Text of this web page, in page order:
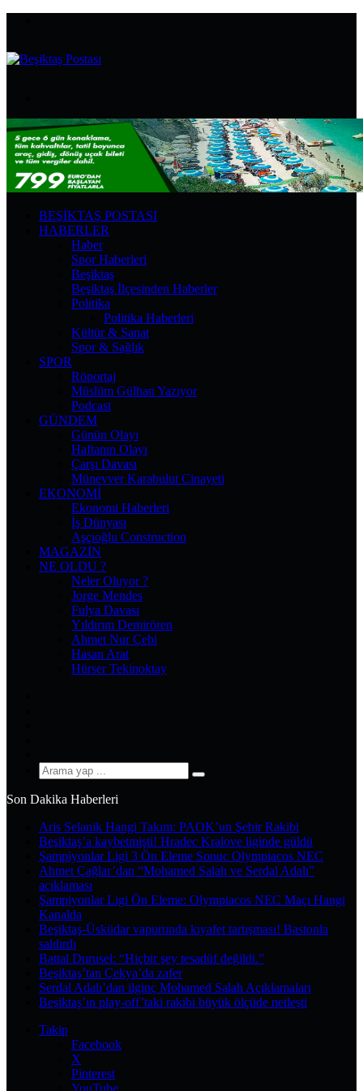
...
BEŞIKTAŞ POSTASI
HABERLER
Haber
Spor Haberleri
Beşiktaş
Beşiktaş İlçesinden Haberler
Politika
Politika Haberleri
Kültür & Sanat
Spor & Sağlık
SPOR
Röportaj
Müslüm Gülhan Yazıyor
Podcast
GÜNDEM
Günün Olayı
Haftanın Olayı
Çarşı Davası
Münevver Karabulut Cinayeti
EKONOMI
Ekonomi Haberleri
İş Dünyası
Aşçıoğlu Construction
MAGAZIN
NE OLDU ?
Neler Oluyor ?
Jorge Mendes
Fulya Davası
Yıldırım Demirören
Ahmet Nur Çebi
Hasan Arat
Hürser Tekinoktay
Arama
Son Dakika Haberleri
Aris Selanik Hangi Takım: PAOK’un Şehir Rakibi
Beşiktaş’a kaybetmişti! Hradec Kralove liginde güldü
Şampiyonlar Ligi 3 Ön Eleme Sonuc Olympiacos NEC
Ahmet Çağlar’dan “Mohamed Salah ve Serdal Adalı”
açıklaması
Şampiyonlar Ligi Ön Eleme: Olympiacos NEC Maçı Hangi
Kanalda
Beşiktaş-Üsküdar vapurunda kıyafet tartışması! Bastonla
saldırdı
Battal Durusel: “Hiçbir şey tesadüf değildi.”
Beşiktaş’tan Çekya’da zafer
Serdal Adalı’dan ilginç Mohamed Salah Açıklamaları
Beşiktaş’ın play-off’taki rakibi büyük ölçüde netleşti
Takip
Facebook
X
Pinterest
YouTube